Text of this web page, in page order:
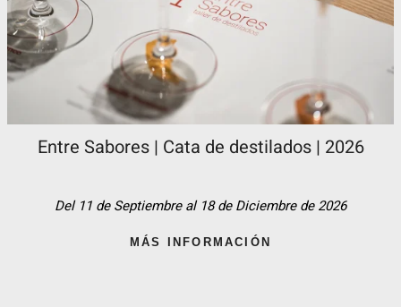
Entre Sabores | Cata de destilados | 2026
Del 11 de Septiembre al 18 de Diciembre de 2026
MÁS INFORMACIÓN